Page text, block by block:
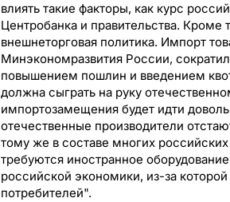
влиять такие факторы, как курс
Центробанка и правительства. Кроме
внешнеторговая политика. Импорт
Минэкономразвития России,
повышением пошлин и введением
должна сыграть на руку
импортозамещения будет идти
отечественные производители
тому же в составе многих
требуются иностранное
российской экономики, из-за
потребителей".